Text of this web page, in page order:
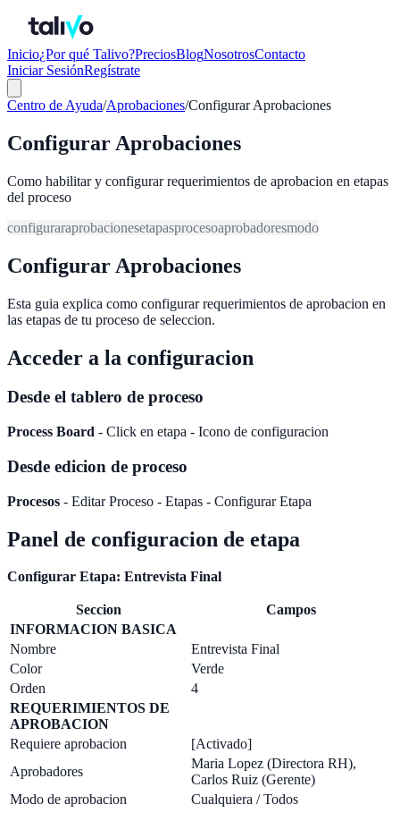
Inicio¿Por qué Talivo?PreciosBlogNosotrosContacto
Iniciar SesiónRegístrate
Centro de Ayuda/Aprobaciones/Configurar Aprobaciones
Configurar Aprobaciones
Como habilitar y configurar requerimientos de aprobacion en etapas
del proceso
configuraraprobacionesetapasprocesoaprobadoresmodo
Configurar Aprobaciones
Esta guia explica como configurar requerimientos de aprobacion en
las etapas de tu proceso de seleccion.
Acceder a la configuracion
Desde el tablero de proceso
Process Board - Click en etapa - Icono de configuracion
Desde edicion de proceso
Procesos - Editar Proceso - Etapas - Configurar Etapa
Panel de configuracion de etapa
Configurar Etapa: Entrevista Final
Seccion
Campos
INFORMACION BASICA
Nombre
Entrevista Final
Color
Verde
Orden
4
REQUERIMIENTOS DE
APROBACION
Requiere aprobacion
[Activado]
Aprobadores
Maria Lopez (Directora RH),
Carlos Ruiz (Gerente)
Modo de aprobacion
Cualquiera / Todos